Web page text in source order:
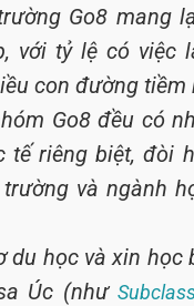
Go8 mang
với tỷ lệ có việc
con đường tiềm
Go8 đều có
tế riêng biệt, đòi
và ngành
du học và xin
Úc (như